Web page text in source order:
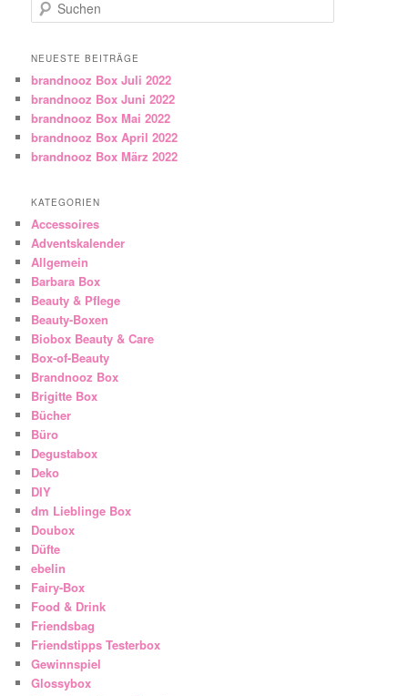
NEUESTE BEITRÄGE
brandnooz Box Juli 2022
brandnooz Box Juni 2022
brandnooz Box Mai 2022
brandnooz Box April 2022
brandnooz Box März 2022
KATEGORIEN
Accessoires
Adventskalender
Allgemein
Barbara Box
Beauty & Pflege
Beauty-Boxen
Biobox Beauty & Care
Box-of-Beauty
Brandnooz Box
Brigitte Box
Bücher
Büro
Degustabox
Deko
DIY
dm Lieblinge Box
Doubox
Düfte
ebelin
Fairy-Box
Food & Drink
Friendsbag
Friendstipps Testerbox
Gewinnspiel
Glossybox